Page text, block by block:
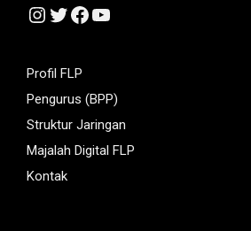
Instagram
Twitter
Facebook
YouTube
Profil FLP
Pengurus (BPP)
Struktur Jaringan
Majalah Digital FLP
Kontak